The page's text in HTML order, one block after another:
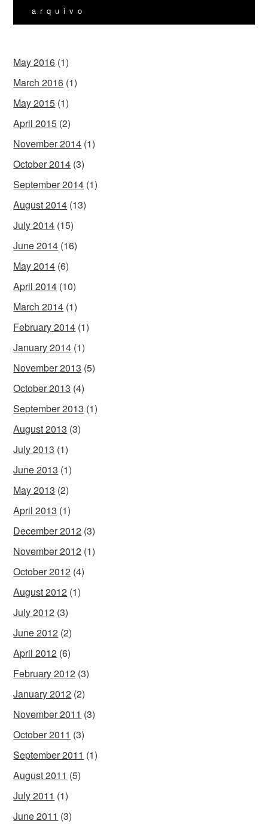
arquivo
May 2016 (1)
March 2016 (1)
May 2015 (1)
April 2015 (2)
November 2014 (1)
October 2014 (3)
September 2014 (1)
August 2014 (13)
July 2014 (15)
June 2014 (16)
May 2014 (6)
April 2014 (10)
March 2014 (1)
February 2014 (1)
January 2014 (1)
November 2013 (5)
October 2013 (4)
September 2013 (1)
August 2013 (3)
July 2013 (1)
June 2013 (1)
May 2013 (2)
April 2013 (1)
December 2012 (3)
November 2012 (1)
October 2012 (4)
August 2012 (1)
July 2012 (3)
June 2012 (2)
April 2012 (6)
February 2012 (3)
January 2012 (2)
November 2011 (3)
October 2011 (3)
September 2011 (1)
August 2011 (5)
July 2011 (1)
June 2011 (3)